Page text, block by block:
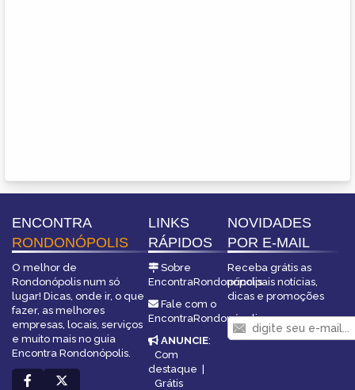
ENCONTRA
RONDONÓPOLIS
O melhor de
Rondonópolis num só
lugar! Dicas, onde ir, o que
fazer, as melhores
empresas, locais, serviços
e muito mais no guia
Encontra Rondonópolis.
LINKS
RÁPIDOS
Sobre
EncontraRondonópolis
Fale com o
EncontraRondonópolis
ANUNCIE:
Com
destaque |
Grátis
NOVIDADES
POR E-MAIL
Receba grátis as
principais notícias,
dicas e promoções